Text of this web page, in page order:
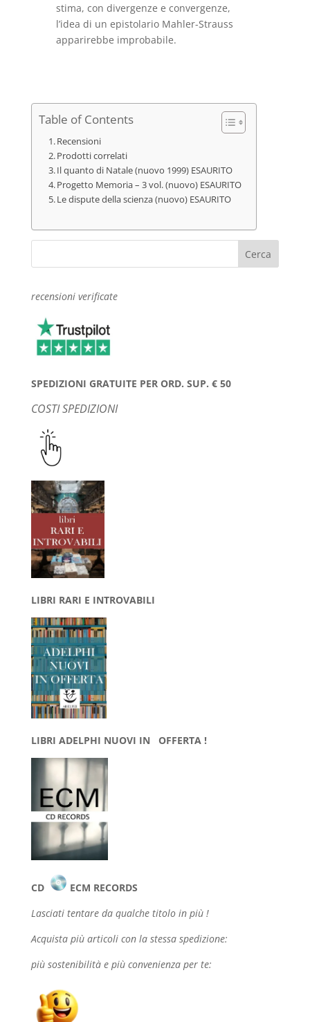
stima, con divergenze e convergenze,
l’idea di un epistolario Mahler-Strauss
apparirebbe improbabile.
Table of Contents
Recensioni
Prodotti correlati
Il quanto di Natale (nuovo 1999) ESAURITO
Progetto Memoria – 3 vol. (nuovo) ESAURITO
Le dispute della scienza (nuovo) ESAURITO
recensioni verificate
SPEDIZIONI GRATUITE PER ORD. SUP. € 50
COSTI SPEDIZIONI
LIBRI RARI E INTROVABILI
LIBRI ADELPHI NUOVI IN OFFERTA !
CD
ECM RECORDS
Lasciati tentare da qualche titolo in più !
Acquista più articoli con la stessa spedizione:
più sostenibilità e più convenienza per te: